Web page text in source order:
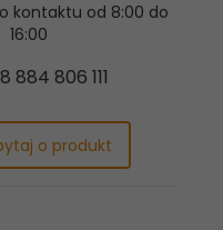
kontaktu od 8:00 do
16:00
884 806 111
o produkt